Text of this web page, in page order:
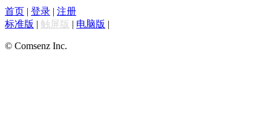
首页 | 登录 | 注册
标准版 | 触屏版 | 电脑版 |
© Comsenz Inc.